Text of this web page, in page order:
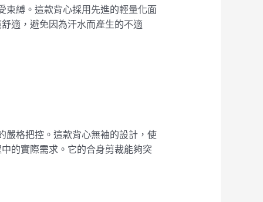
束縛。這款背心採用先進的輕量化面
適，避免因為汗水而產生的不適
嚴格把控。這款背心無袖的設計，使
的實際需求。它的合身剪裁能夠突